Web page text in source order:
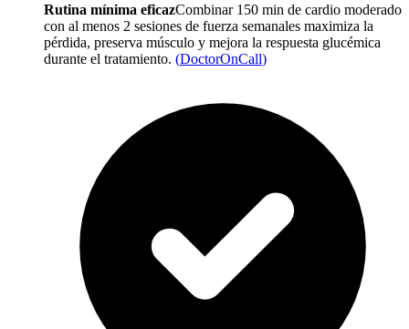
Rutina mínima eficazCombinar 150 min de cardio moderado
con al menos 2 sesiones de fuerza semanales maximiza la
pérdida, preserva músculo y mejora la respuesta glucémica
durante el tratamiento. (DoctorOnCall)